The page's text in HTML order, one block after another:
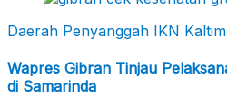
Daerah Penyanggah IKN Kaltim
Wapres Gibran Tinjau
di Samarinda